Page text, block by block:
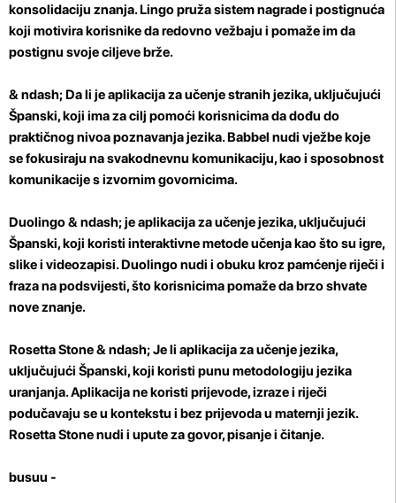
konsolidaciju znanja. Lingo pruža sistem nagrade i postignuća
koji motivira korisnike da redovno vežbaju i pomaže im da
postignu svoje ciljeve brže.
& ndash; Da li je aplikacija za učenje stranih jezika, uključujući
Španski, koji ima za cilj pomoći korisnicima da dođu do
praktičnog nivoa poznavanja jezika. Babbel nudi vježbe koje
se fokusiraju na svakodnevnu komunikaciju, kao i sposobnost
komunikacije s izvornim govornicima.
Duolingo& ndash; je aplikacija za učenje jezika, uključujući
Španski, koji koristi interaktivne metode učenja kao što su igre,
slike i videozapisi. Duolingo nudi i obuku kroz pamćenje riječi i
fraza na podsvijesti, što korisnicima pomaže da brzo shvate
nove znanje.
Rosetta Stone& ndash; Je li aplikacija za učenje jezika,
uključujući Španski, koji koristi punu metodologiju jezika
uranjanja. Aplikacija ne koristi prijevode, izraze i riječi
podučavaju se u kontekstu i bez prijevoda u maternji jezik.
Rosetta Stone nudi i upute za govor, pisanje i čitanje.
busuu -